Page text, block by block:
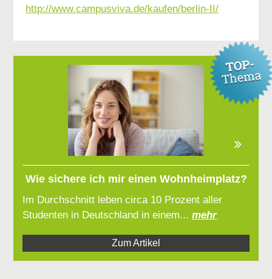
http://www.campusviva.de/kaufen/berlin-II/
Wie sichere ich mir einen Wohnheimplatz?
Im Durchschnitt leben circa 10 Prozent aller
Studenten in Deutschland in einem...mehr
Zum Artikel